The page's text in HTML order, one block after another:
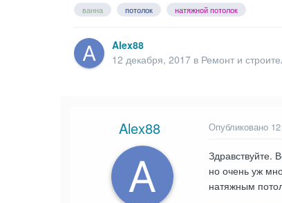
ванна потолок натяжной потолок
Alex88
12 декабря, 2017 в Ремонт и
Alex88 Опубликовано
Здравствуйте.
но очень уж
натяжным